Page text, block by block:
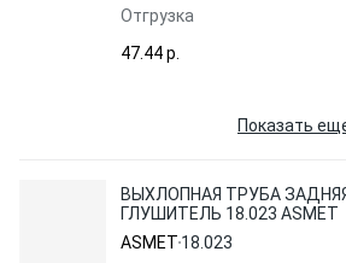
Отгрузка
47.44 p.
Показать
ВЫХЛОПНАЯ ТРУБА
ГЛУШИТЕЛЬ 18.023 ASMET
ASMET 18.023